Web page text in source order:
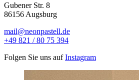
Gubener Str. 8
86156 Augsburg
mail@neonpastell.de
+49 821 / 80 75 394
Folgen Sie uns aufInstagram